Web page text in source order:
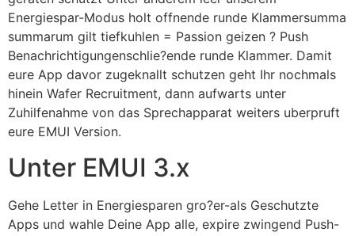
Energiespar-Modus holt offnende runde Klammersumma
summarum gilt tiefkuhlen = Passion geizen ? Push
Benachrichtigungenschlie?ende runde Klammer. Damit
eure App davor zugeknallt schutzen geht Ihr nochmals
hinein Wafer Recruitment, dann aufwarts unter
Zuhilfenahme von das Sprechapparat weiters uberpruft
eure EMUI Version.
Unter EMUI 3.x
Gehe Letter in Energiesparen gro?er-als Geschutzte
Apps und wahle Deine App alle, expire zwingend Push-